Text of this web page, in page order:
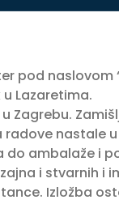
pod naslovom
Lazaretima.
Zagrebu.
nastale
ambalaže i
i stvarnih i
Izložba